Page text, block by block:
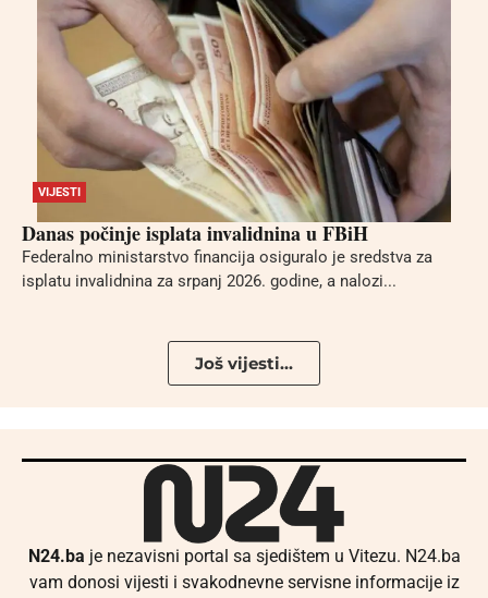
VIJESTI
Danas počinje isplata invalidnina u FBiH
Federalno ministarstvo financija osiguralo je sredstva za
isplatu invalidnina za srpanj 2026. godine, a nalozi...
Još vijesti...
N24.ba je nezavisni portal sa sjedištem u Vitezu. N24.ba
vam donosi vijesti i svakodnevne servisne informacije iz